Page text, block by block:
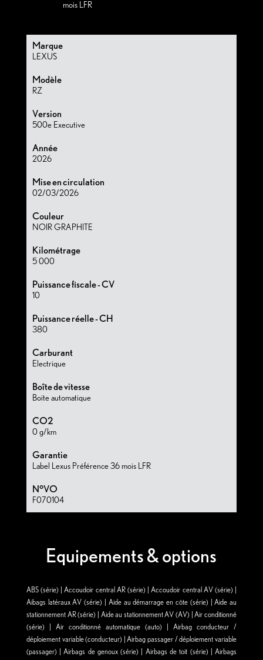
mois LFR
Marque
LEXUS
Modèle
RZ
Version
500e Executive
Année
2026
Mise en circulation
02/03/2026
Couleur
NOIR GRAPHITE
Kilométrage
5 000
Puissance fiscale - CV
10
Puissance réelle - CH
380
Carburant
Electrique
Boîte de vitesse
Boite automatique
CO2
0 g/km
Garantie
Label Lexus Préférence 36 mois LFR
N°VO
F070104
Equipements & options
ABS (série) | Accoudoir central AR (série) | Accoudoir central AV (série) |
Aibags latéraux AV (série) | Aide au démarrage en côte (série) | Aide au
stationnement AR (série) | Aide au stationnement AV (AV) | Air conditionné
(série) | Air conditionné automatique (auto) | Airbag conducteur /
déploiement variable (conducteur) | Airbag passager / déploiement variable
(passager) | Airbags de genoux (série) | Airbags de toit (série) | Airbags